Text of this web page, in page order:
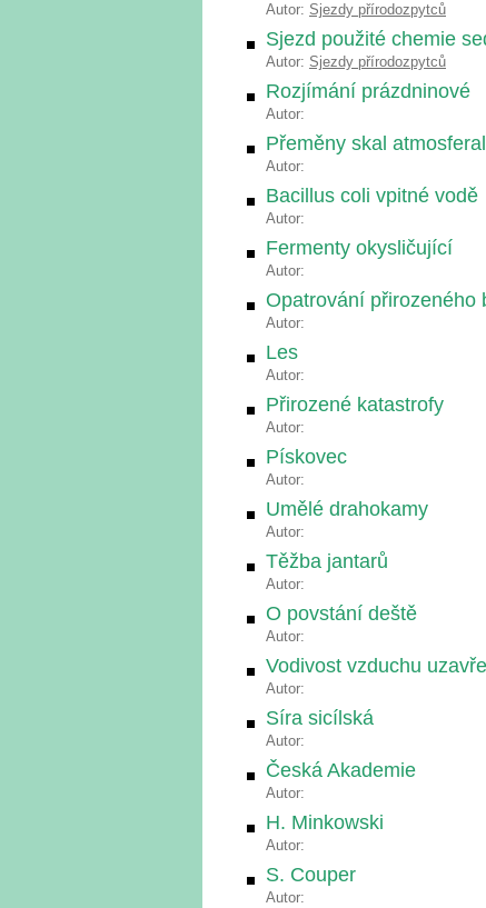
Autor: Sjezdy přírodozpytců
Sjezd použité chemie
Autor: Sjezdy přírodozpytců
Rozjímání prázdninové
Autor:
Přeměny skal
Autor:
Bacillus coli vpitné vodě
Autor:
Fermenty okysličující
Autor:
Opatrování přirozeného
Autor:
Les
Autor:
Přirozené katastrofy
Autor:
Pískovec
Autor:
Umělé drahokamy
Autor:
Těžba jantarů
Autor:
O povstání deště
Autor:
Vodivost vzduchu
Autor:
Síra sicílská
Autor:
Česká Akademie
Autor:
H. Minkowski
Autor:
S. Couper
Autor: